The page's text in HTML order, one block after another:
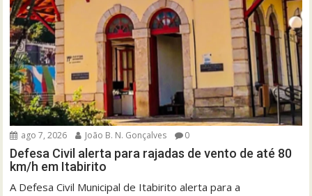
ago 7, 2026 João B. N. Gonçalves 0
Defesa Civil alerta para rajadas de vento de até 80
km/h em Itabirito
A Defesa Civil Municipal de Itabirito alerta para a